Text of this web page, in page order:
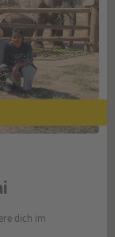
dich im